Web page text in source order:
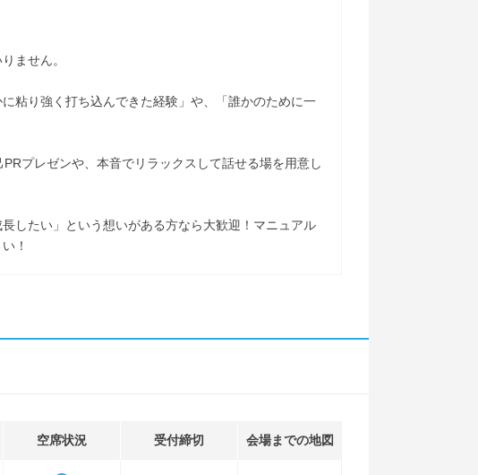
ません。
粘り強く打ち込んできた経験」や、「誰かのために一
プレゼンや、本音でリラックスして話せる場を用意し
したい」という想いがある方なら大歓迎！マニュアル
！
空席状況 受付締切 会場までの地図